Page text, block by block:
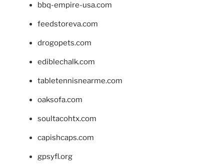
bbq-empire-usa.com
feedstoreva.com
drogopets.com
ediblechalk.com
tabletennisnearme.com
oaksofa.com
soultacohtx.com
capishcaps.com
gpsyfl.org